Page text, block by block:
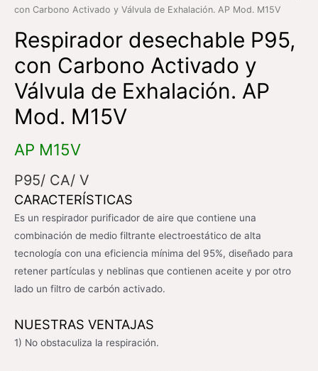
con Carbono Activado y Válvula de Exhalación. AP Mod. M15V
Respirador desechable P95,
con Carbono Activado y
Válvula de Exhalación. AP
Mod. M15V
AP M15V
P95/ CA/ V
CARACTERÍSTICAS
Es un respirador purificador de aire que contiene una
combinación de medio filtrante electroestático de alta
tecnología con una eficiencia mínima del 95%, diseñado para
retener partículas y neblinas que contienen aceite y por otro
lado un filtro de carbón activado.
NUESTRAS VENTAJAS
1) No obstaculiza la respiración.